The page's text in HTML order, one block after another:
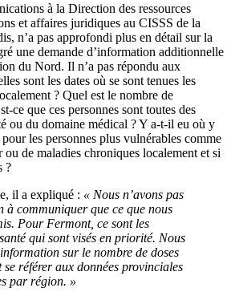
à la Direction des ressources
et affaires juridiques au CISSS de la
n’a pas approfondi plus en détail sur la
une demande d’information additionnelle
du Nord. Il n’a pas répondu aux
sont les dates où se sont tenues les
? Quel est le nombre de
ce que ces personnes sont toutes des
ou du domaine médical ? Y a-t-il eu où y
les personnes plus vulnérables comme
ou de maladies chroniques localement et si
?
il a expliqué : « Nous n’avons pas
à communiquer que ce que nous
Pour Fermont, ce sont les
qui sont visés en priorité. Nous
sur le nombre de doses
référer aux données provinciales
par région. »